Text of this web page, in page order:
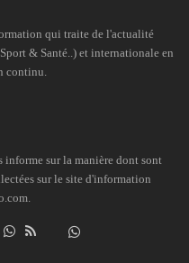
qui traite de l'actualité
& Santé..) et internationale en
continu.
sur la manière dont sont
sur le site d'information
InstagramWhatsAppDailymotion